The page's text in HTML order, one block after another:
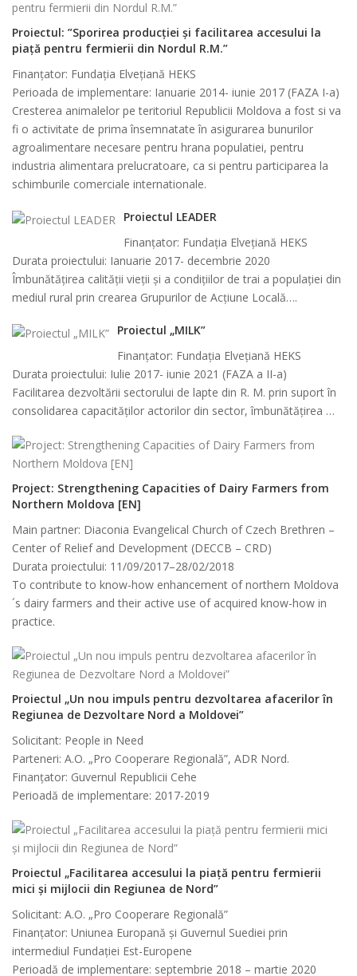
Proiectul: ”Sporirea producției și facilitarea accesului la
piață pentru fermierii din Nordul R.M.”
Finanţator: Fundația Elvețiană HEKS
Perioada de implementare: Ianuarie 2014- iunie 2017 (FAZA I-a)
Cresterea animalelor pe teritoriul Republicii Moldova a fost si va
fi o activitate de prima însemnatate în asigurarea bunurilor
agroalimentare necesare pentru hrana populatiei, pentru
industria alimentara prelucratoare, ca si pentru participarea la
schimburile comerciale internationale.
Proiectul LEADER
Finanţator: Fundația Elvețiană HEKS
Durata proiectului: Ianuarie 2017- decembrie 2020
Îmbunătățirea calității vieții și a condițiilor de trai a populației din
mediul rural prin crearea Grupurilor de Acţiune Locală….
Proiectul „MILK”
Finanţator: Fundația Elvețiană HEKS
Durata proiectului: Iulie 2017- iunie 2021 (FAZA a II-a)
Facilitarea dezvoltării sectorului de lapte din R. M. prin suport în
consolidarea capacităților actorilor din sector, îmbunătățirea …
Project: Strengthening Capacities of Dairy Farmers from
Northern Moldova [EN]
Main partner: Diaconia Evangelical Church of Czech Brethren –
Center of Relief and Development (DECCB – CRD)
Durata proiectului: 11/09/2017–28/02/2018
To contribute to know-how enhancement of northern Moldova
´s dairy farmers and their active use of acquired know-how in
practice.
Proiectul „Un nou impuls pentru dezvoltarea afacerilor în
Regiunea de Dezvoltare Nord a Moldovei”
Solicitant: People in Need
Parteneri: A.O. „Pro Cooperare Regională”, ADR Nord.
Finanțator: Guvernul Republicii Cehe
Perioadă de implementare: 2017-2019
Proiectul „Facilitarea accesului la piață pentru fermierii
mici și mijlocii din Regiunea de Nord”
Solicitant: A.O. „Pro Cooperare Regională”
Finanțator: Uniunea Europană şi Guvernul Suediei prin
intermediul Fundației Est-Europene
Perioadă de implementare: septembrie 2018 – martie 2020